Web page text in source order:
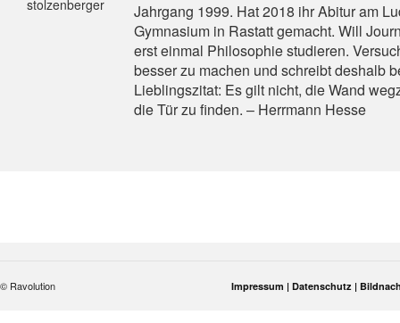
Jahrgang 1999. Hat 2018 ihr Abitur am
Gymnasium in Rastatt gemacht. Will
erst einmal Philosophie studieren.
besser zu machen und schreibt deshalb
Lieblingszitat: Es gilt nicht, die Wand
die Tür zu finden. – Herrmann Hesse
© Ravolution Impressum | Datenschutz |